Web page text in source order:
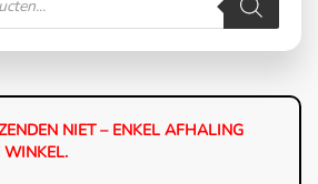
NIET – ENKEL AFHALING
WINKEL.